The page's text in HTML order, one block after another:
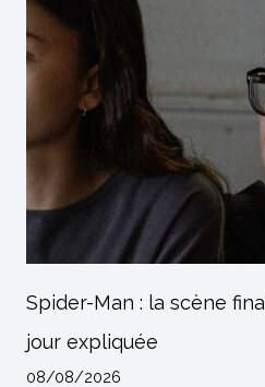
Spider-Man : la scène
jour expliquée
08/08/2026